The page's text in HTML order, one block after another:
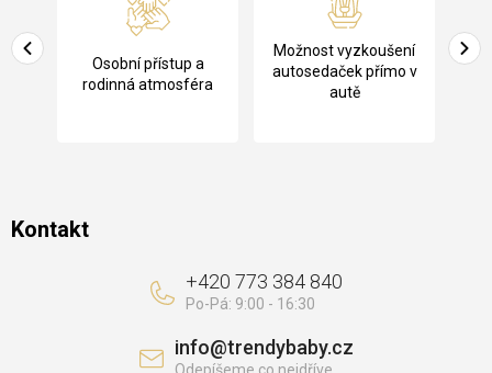
a
Osobní přístup a
rodinná atmosféra
Možnost vyzkoušení
autosedaček přímo v
autě
Kontakt
info@trendybaby.cz
+420 773 384 840